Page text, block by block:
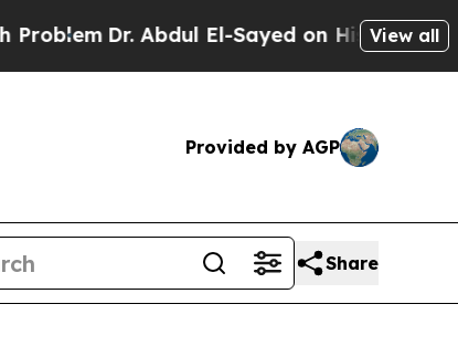
Dr. Abdul El-Sayed on Historic MichiganView all
Provided by AGP
Share